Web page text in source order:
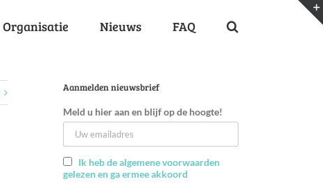
Organisatie Nieuws FAQ
Aanmelden nieuwsbrief
Meld u hier aan en blijf op de hoogte!
Ik heb de algemene voorwaarden
gelezen en ga ermee akkoord